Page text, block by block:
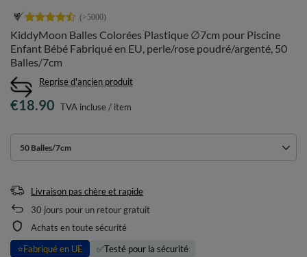
KiddyMoon Balles Colorées Plastique ∅7cm pour Piscine
Enfant Bébé Fabriqué en EU, perle/rose poudré/argenté, 50
Balles/7cm
Reprise d'ancien produit
50 Balles/7cm
€18.90 TVA incluse/ item
Livraison pas chère et rapide
30 jours pour un retour gratuit
Achats en toute sécurité
⭐Fabriqué en UE ✅Testé pour la sécurité